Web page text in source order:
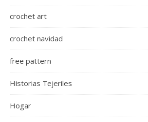
crochet art
crochet navidad
free pattern
Historias Tejeriles
Hogar